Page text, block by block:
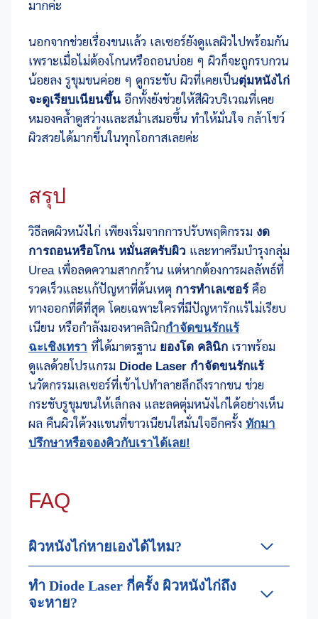
มากค่ะ
นอกจากช่วยเรื่องขนแล้ว เลเซอร์ยังดูแลผิวไปพร้อมกัน
เพราะเมื่อไม่ต้องโกนหรือถอนบ่อย ๆ ผิวก็จะถูกรบกวน
น้อยลง รูขุมขนค่อย ๆ ดูกระชับ ผิวที่เคยเป็นตุ่มหนังไก่
จะดูเรียบเนียนขึ้น อีกทั้งยังช่วยให้สีผิวบริเวณที่เคย
หมองคล้ำดูสว่างและสม่ำเสมอขึ้น ทำให้มั่นใจ กล้าโชว์
ผิวสวยได้มากขึ้นในทุกโอกาสเลยค่ะ
สรุป
วิธีลดผิวหนังไก่ เพียงเริ่มจากการปรับพฤติกรรม งด
การถอนหรือโกน หมั่นสครับผิว และทาครีมบำรุงกลุ่ม
Urea เพื่อลดความสากกร้าน แต่หากต้องการผลลัพธ์ที่
รวดเร็วและแก้ปัญหาที่ต้นเหตุ การทำเลเซอร์คือ
ทางออกที่ดีที่สุด โดยเฉพาะใครที่มีปัญหารักแร้ไม่เรียบ
เนียน หรือกำลังมองหาคลินิกกำจัดขนรักแร้
ฉะเชิงเทรา ที่ได้มาตรฐาน ยองโด คลินิก เราพร้อม
ดูแลด้วยโปรแกรม Diode Laser กำจัดขนรักแร้
นวัตกรรมเลเซอร์ที่เข้าไปทำลายลึกถึงรากขน ช่วย
กระชับรูขุมขนให้เล็กลง และลดตุ่มหนังไก่ได้อย่างเห็น
ผล คืนผิวใต้วงแขนที่ขาวเนียนใสมั่นใจอีกครั้ง ทักมา
ปรึกษาหรือจองคิวกับเราได้เลย!
FAQ
ผิวหนังไก่หายเองได้ไหม?
ทำ Diode Laser กี่ครั้ง ผิวหนังไก่ถึง
จะหาย?